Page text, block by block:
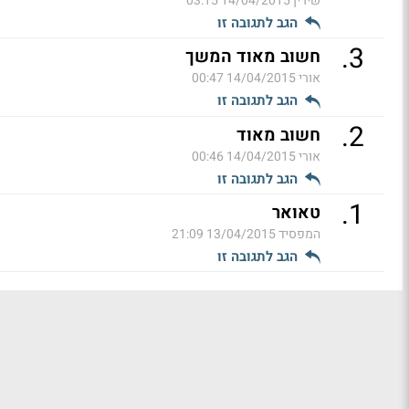
הגב לתגובה זו
3
. חשוב מאוד המשך
אורי14/04/2015 00:47
הגב לתגובה זו
2
. חשוב מאוד
אורי14/04/2015 00:46
הגב לתגובה זו
1
. טאואר
המפסיד13/04/2015 21:09
הגב לתגובה זו